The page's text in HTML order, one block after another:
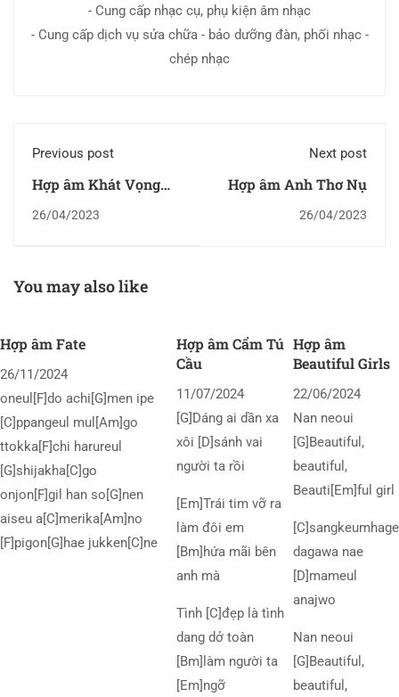
- Cung cấp nhạc cụ, phụ kiện âm nhạc
- Cung cấp dịch vụ sửa chữa - bảo dưỡng đàn, phối nhạc -
chép nhạc
Previous post
Hợp âm Khát Vọng
26/04/2023
Next post
Hợp âm Anh Thơ Nụ
26/04/2023
You may also like
Hợp âm Fate
26/11/2024
oneul[F]do achi[G]men ipe
[C]ppangeul mul[Am]go
ttokka[F]chi harureul
[G]shijakha[C]go
onjon[F]gil han so[G]nen
aiseu a[C]merika[Am]no
[F]pigon[G]hae jukken[C]ne
Hợp âm Cẩm Tú
Cầu
11/07/2024
[G]Dáng ai dần xa
xôi [D]sánh vai
người ta rồi
[Em]Trái tim vỡ ra
làm đôi em
[Bm]hứa mãi bên
anh mà
Tình [C]đẹp là tình
dang dở toàn
[Bm]làm người ta
[Em]ngỡ
Hợp âm
Beautiful Girls
22/06/2024
Nan neoui
[G]Beautiful,
beautiful,
Beauti[Em]ful girl
[C]sangkeumhage
dagawa nae
[D]mameul
anajwo
Nan neoui
[G]Beautiful,
beautiful,